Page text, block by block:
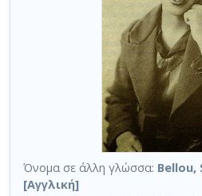
Όνομα σε άλλη γλώσσα: Bellou,
[Αγγλική]